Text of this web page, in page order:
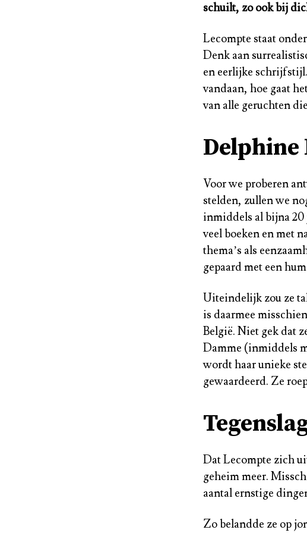
schuilt, zo ook bij
Lecompte staat
Denk aan
en eerlijke
vandaan, hoe gaat
van alle geruchten
Delphine
Voor we proberen
stelden, zullen we
inmiddels al bijna 20
veel boeken en met
thema’s als
gepaard met een
Uiteindelijk zou ze
is daarmee
België. Niet gek dat
Damme (inmiddels
wordt haar unieke
gewaardeerd. Ze
Dat Lecompte zich
geheim meer.
aantal ernstige
Zo belandde ze op